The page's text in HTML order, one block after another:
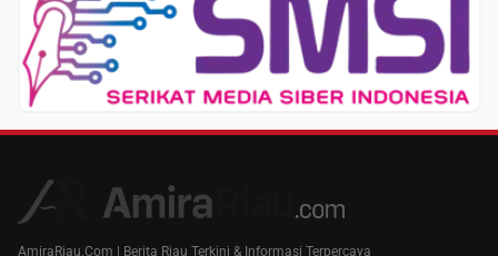
AmiraRiau.Com | Berita Riau Terkini & Informasi Terpercaya